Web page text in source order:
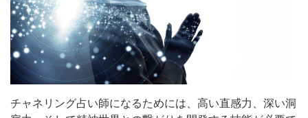
チャネリング占い師になるためには、高い直感力、深い洞